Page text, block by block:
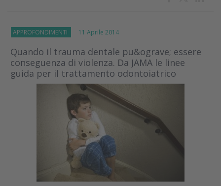
APPROFONDIMENTI 11 Aprile 2014
Quando il trauma dentale pu&ograve; essere
conseguenza di violenza. Da JAMA le linee
guida per il trattamento odontoiatrico